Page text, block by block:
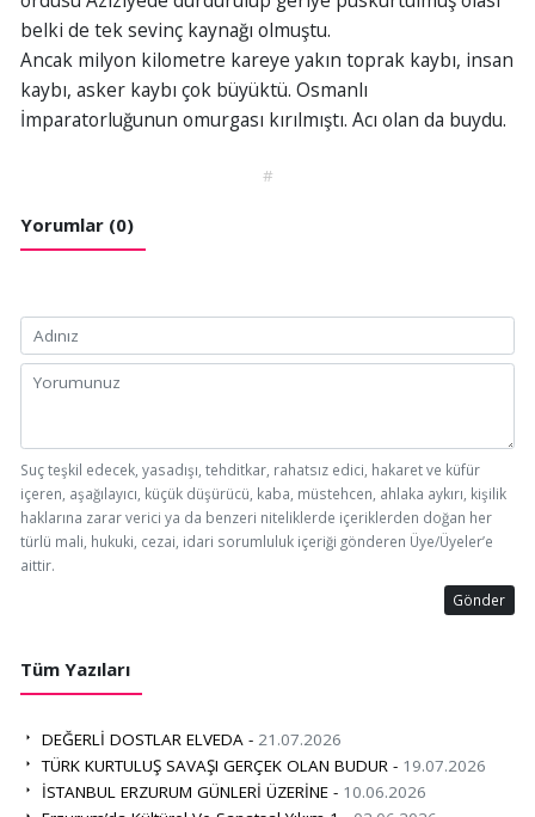
belki de tek sevinç kaynağı olmuştu.
Ancak milyon kilometre kareye yakın toprak kaybı, insan
kaybı, asker kaybı çok büyüktü. Osmanlı
İmparatorluğunun omurgası kırılmıştı. Acı olan da buydu.
#
Yorumlar (0)
Suç teşkil edecek, yasadışı, tehditkar, rahatsız edici, hakaret ve küfür
içeren, aşağılayıcı, küçük düşürücü, kaba, müstehcen, ahlaka aykırı, kişilik
haklarına zarar verici ya da benzeri niteliklerde içeriklerden doğan her
türlü mali, hukuki, cezai, idari sorumluluk içeriği gönderen Üye/Üyeler’e
aittir.
Gönder
Tüm Yazıları
DEĞERLİ DOSTLAR ELVEDA - 21.07.2026
TÜRK KURTULUŞ SAVAŞI GERÇEK OLAN BUDUR - 19.07.2026
İSTANBUL ERZURUM GÜNLERİ ÜZERİNE - 10.06.2026